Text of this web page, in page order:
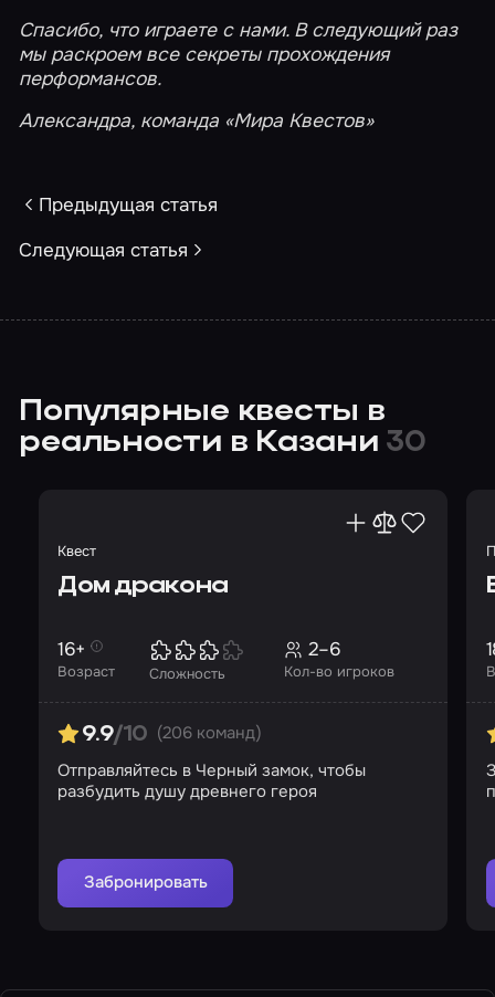
Спасибо, что играете с нами. В следующий раз
мы раскроем все секреты прохождения
перформансов.
Александра, команда «Мира Квестов»
Предыдущая статья
Следующая статья
Популярные квесты в
реальности в Казани 30
Квест
Дом дракона
Возраст
16+
Сложность Кол-во игроков
2–6
9.9/10 (206 команд)
Отправляйтесь в Черный замок, чтобы
разбудить душу древнего героя
Забронировать